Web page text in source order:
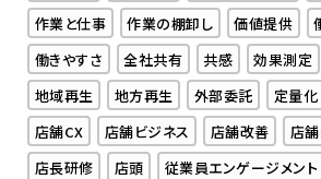
作業と仕事
作業の棚卸し 価値提供
働きやすさ
全社共有 共感 効果測定
地域再生
地方再生 外部委託 定量化
店舗CX
店舗ビジネス 店舗改善 店
店長研修
店頭
従業員エンゲージメント